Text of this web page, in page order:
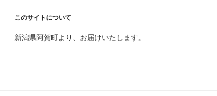
このサイトについて
新潟県阿賀町より、お届けいたします。